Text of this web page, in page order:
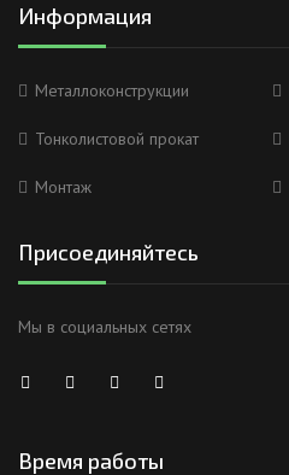
Информация
Металлоконструкции
Тонколистовой прокат
Монтаж
Присоединяйтесь
Мы в социальных сетях
Время работы